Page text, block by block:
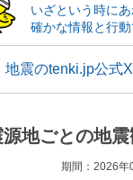
いざという時に
確かな情報と行
地震のtenki.jp公式X
源地ごとの地
期間：2026年